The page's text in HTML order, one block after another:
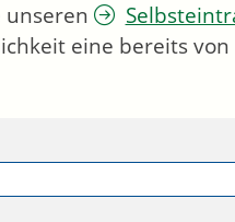
unseren
eine bereits